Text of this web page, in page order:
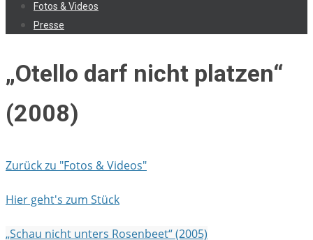
Fotos & Videos
Presse
„Otello darf nicht platzen“
(2008)
Zurück zu "Fotos & Videos"
Hier geht's zum Stück
„Schau nicht unters Rosenbeet“ (2005)